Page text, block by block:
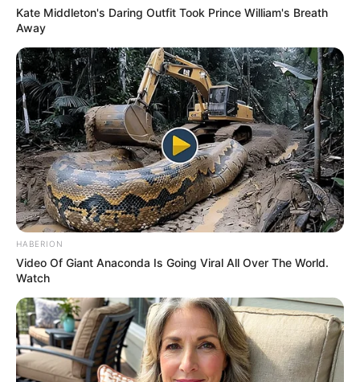
FAÇA O SEU COMENTÁRIO AQUI!
FALE CONOSCO
Nome
E-mail*
Mensagem
Kate Middleton's Daring Outfit Took Prince William's Breath
Away
HABERION
Video Of Giant Anaconda Is Going Viral All Over The World.
Watch